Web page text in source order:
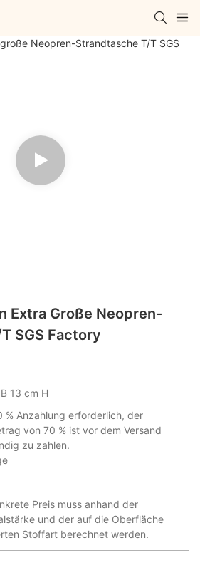
Extra Große Neopren-
SGS Factory
13 cm H
% Anzahlung erforderlich, der
von 70 % ist vor dem Versand
zu zahlen.
Preis muss anhand der
und der auf die Oberfläche
Stoffart berechnet werden.